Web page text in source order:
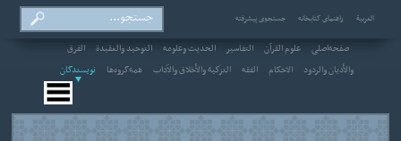
العربیة راهنمای کتابخانه جستجوی پیشرفته
صفحه‌اصلی علوم القرآن التفاسير الحديث وعلومه التوحيد والعقيدة
الفرق
والأديان والردود
الاحکام الفقه التزكية والأخلاق والآداب همه‌گروه‌ها نویسندگان